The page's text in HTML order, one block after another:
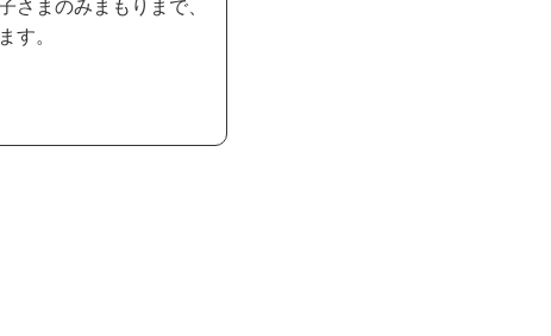
さまのみまもりまで、
す。